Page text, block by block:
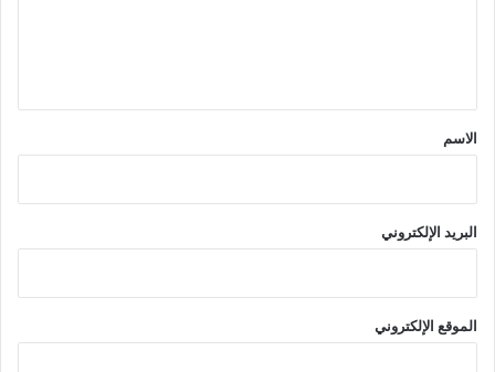
*
الاسم
البريد الإلكتروني
الموقع الإلكتروني